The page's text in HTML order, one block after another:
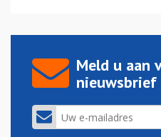
Meld u aan
nieuwsbrief